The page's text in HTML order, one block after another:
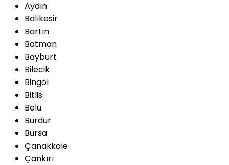
Aydın
Balıkesir
Bartın
Batman
Bayburt
Bilecik
Bingöl
Bitlis
Bolu
Burdur
Bursa
Çanakkale
Çankırı